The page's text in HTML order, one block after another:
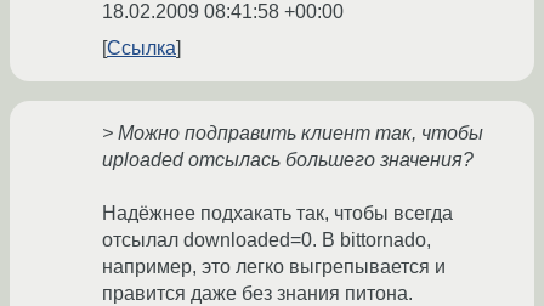
18.02.2009 08:41:58 +00:00
Ссылка
> Можно подправить клиент так, чтобы
uploaded отсылась большего значения?
Надёжнее подхакать так, чтобы всегда
отсылал downloaded=0. В bittornado,
например, это легко выгрепывается и
правится даже без знания питона.